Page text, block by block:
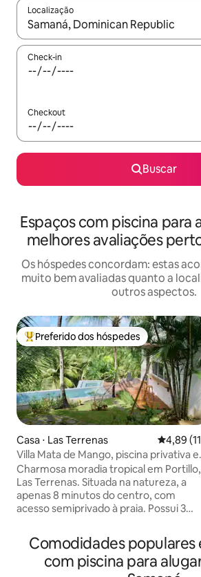
Localização
Quando os resultados estiverem
Check-in
Checkout
Buscar
Espaços com piscina para
melhores avaliações
Os hóspedes concordam: estas
muito bem avaliadas quanto a
outros aspectos.
Entre os melhores preferidos dos
Preferido dos hóspedes
Casa ⋅ Las Terrenas 4,89 de
4,89
Villa Mata de Mango, piscina privativa
Las Terrenas
Charmosa moradia tropical em Portillo,
Las Terrenas. Situada na natureza, a
apenas 8 minutos do centro, com
acesso semiprivado à praia. Possui 3
uma casa de hóspedes), 3 banheiros,
uma cozinha com ilha e uma espaçosa
sala de estar. Ao ar livre, desfrute de
uma espetacular piscina de borda
Comodidades populares
com piscina para